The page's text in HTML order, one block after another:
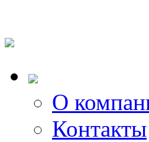
О
Контакты